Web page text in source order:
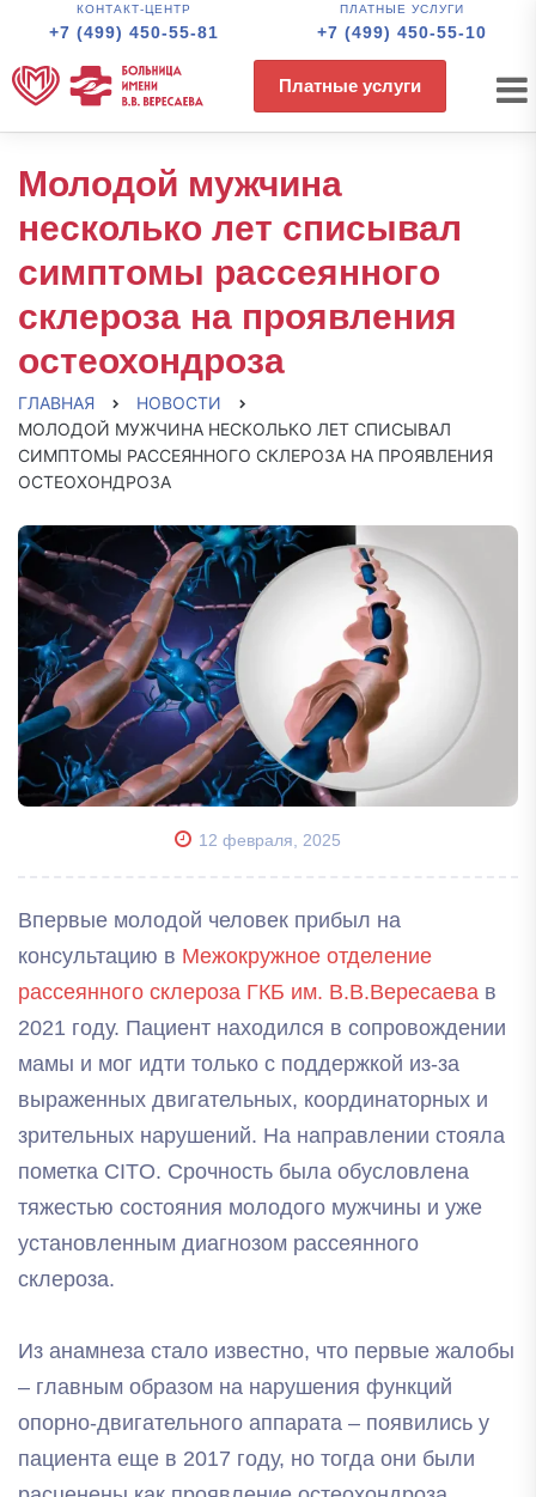
КОНТАКТ-ЦЕНТР
+7 (499) 450-55-81
ПЛАТНЫЕ УСЛУГИ
+7 (499) 450-55-10
Платные услуги
Молодой мужчина
несколько лет списывал
симптомы рассеянного
склероза на проявления
остеохондроза
ГЛАВНАЯ
НОВОСТИ
МОЛОДОЙ МУЖЧИНА НЕСКОЛЬКО ЛЕТ СПИСЫВАЛ
СИМПТОМЫ РАССЕЯННОГО СКЛЕРОЗА НА ПРОЯВЛЕНИЯ
ОСТЕОХОНДРОЗА
12 февраля, 2025
Впервые молодой человек прибыл на
консультацию в Межокружное отделение
рассеянного склероза ГКБ им. В.В.Вересаева в
2021 году. Пациент находился в сопровождении
мамы и мог идти только с поддержкой из-за
выраженных двигательных, координаторных и
зрительных нарушений. На направлении стояла
пометка CITO. Срочность была обусловлена
тяжестью состояния молодого мужчины и уже
установленным диагнозом рассеянного
склероза.
Из анамнеза стало известно, что первые жалобы
– главным образом на нарушения функций
опорно-двигательного аппарата – появились у
пациента еще в 2017 году, но тогда они были